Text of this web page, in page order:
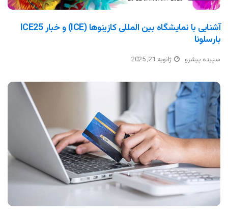
آشنایی با نمایشگاه بین المللی کازینوها (ICE) و خبار ICE25
بارسلونا
سپیده پیشرو ژانویه 21, 2025